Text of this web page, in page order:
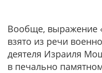
Вообще, выражение
взято из речи
деятеля Израиля
в печально